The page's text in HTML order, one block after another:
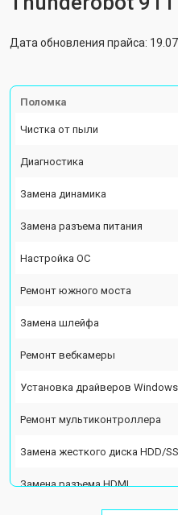
Дата обновления прайса:
Поломка
Чистка от пыли
Диагностика
Замена динамика
Замена разъема питания
Настройка ОС
Ремонт южного моста
Замена шлейфа
Ремонт вебкамеры
Установка драйверов Windows
Ремонт мультиконтроллера
Замена жесткого диска HDD/
Замена разъема HDMI